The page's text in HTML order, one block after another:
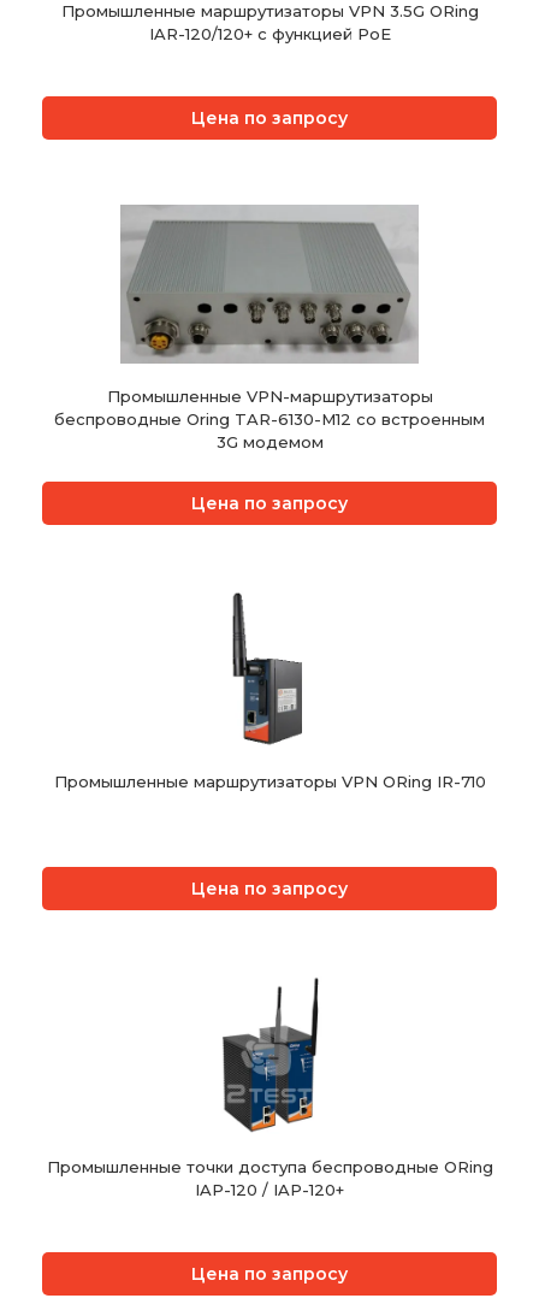
Промышленные маршрутизаторы VPN 3.5G ORing
IAR-120/120+ с функцией PoE
Цена по запросу
Промышленные VPN-маршрутизаторы
беспроводные Oring TAR-6130-M12 со встроенным
3G модемом
Цена по запросу
Промышленные маршрутизаторы VPN ORing IR-710
Цена по запросу
Промышленные точки доступа беспроводные ORing
IAP-120 / IAP-120+
Цена по запросу